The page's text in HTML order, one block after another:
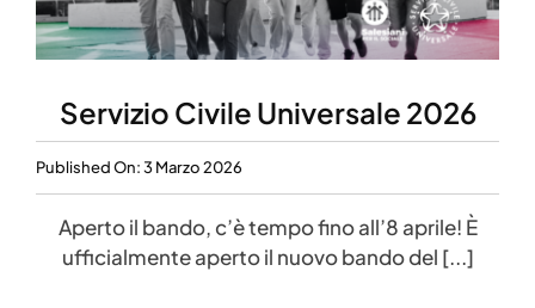
Servizio Civile Universale 2026
Published On: 3 Marzo 2026
Aperto il bando, c’è tempo fino all’8 aprile! È
ufficialmente aperto il nuovo bando del [...]